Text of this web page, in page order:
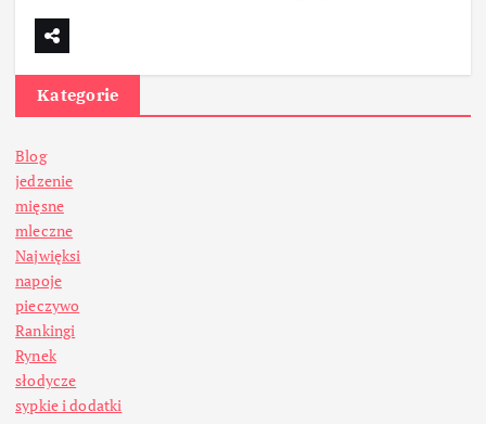
Kategorie
Blog
jedzenie
mięsne
mleczne
Najwięksi
napoje
pieczywo
Rankingi
Rynek
słodycze
sypkie i dodatki